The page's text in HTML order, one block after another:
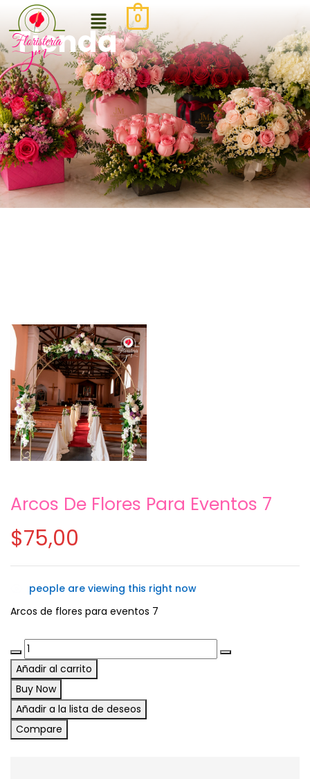
0
Tienda
Arcos De Flores Para Eventos 7
$75,00
people are viewing this right now
Arcos de flores para eventos 7
Añadir al carrito
Buy Now
Añadir a la lista de deseos
Compare
Be the first to review “Arcos
de flores para eventos 7”
Tu dirección de correo electrónico no
será publicada. Los campos obligatorios
están marcados con*
Your rating
Guarda mi nombre, correo electrónico y